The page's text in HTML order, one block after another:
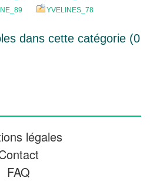
YVELINES_78
dans cette catégorie (0
légales
FAQ